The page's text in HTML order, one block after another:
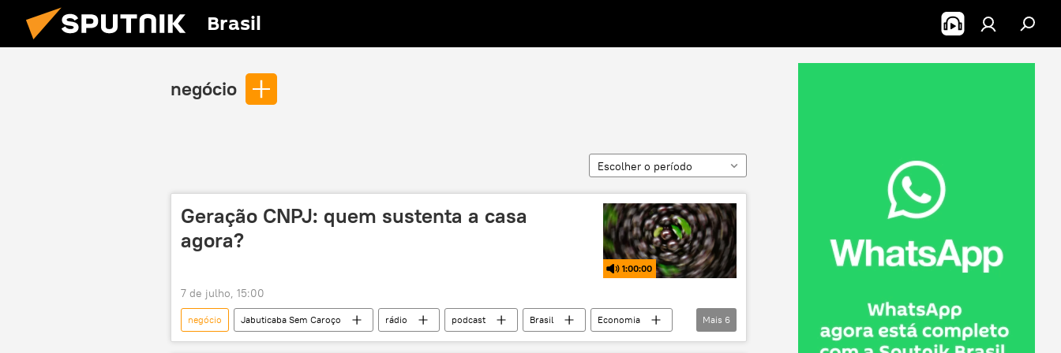
Brasil
negócio
Escolher o período
Geração CNPJ: quem sustenta a casa
agora?
1:00:00
7 de julho, 15:00
negócio Jabuticaba Sem Caroço rádio podcast Brasil
Economia
Sebrae
empresa micro empresa
Microempreendedor Individual (MEI)
Mais 6